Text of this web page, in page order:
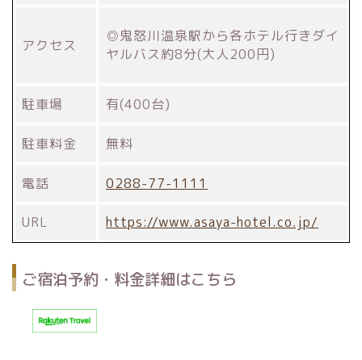
アクセス
◎鬼怒川温泉駅から各ホテル行きダイ
ヤルバス約8分(大人200円)
駐車場 有(400台)
駐車料金 無料
電話 0288-77-1111
URL https://www.asaya-hotel.co.jp/
ご宿泊予約・料金詳細はこちら